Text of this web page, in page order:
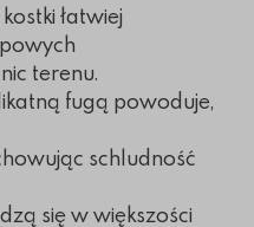
łatwiej
terenu.
fugą powoduje,
schludność
się w większości